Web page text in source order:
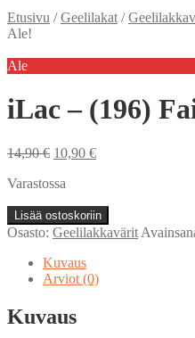
Etusivu /Geelilakat /
Ale!
Ale
iLac – (196)
14,90€ Alkuperäinen
oli:
10,90 €Nykyinen
Varastossa
iLac
-
Fairy
Wings
FREE)
määrä
Lisää ostoskoriin
Osasto: Geelilakkavärit
Kuvaus
Arviot (0)
Kuvaus